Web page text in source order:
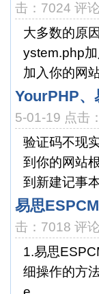
击：7024 评
大多数的原
ystem.php
加入你的网
YourPHP、
5-01-19 点击
验证码不现
到你的网站
到新建记事
易思
击：7018 评
1.易思
细操作的方